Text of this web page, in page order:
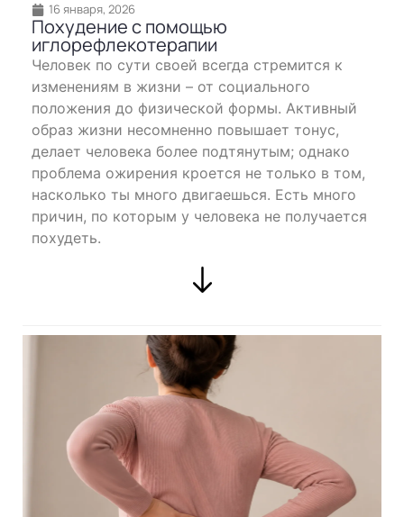
16 января, 2026
Похудение с помощью
иглорефлекотерапии
Человек по сути своей всегда стремится к
изменениям в жизни – от социального
положения до физической формы. Активный
образ жизни несомненно повышает тонус,
делает человека более подтянутым; однако
проблема ожирения кроется не только в том,
насколько ты много двигаешься. Есть много
причин, по которым у человека не получается
похудеть.